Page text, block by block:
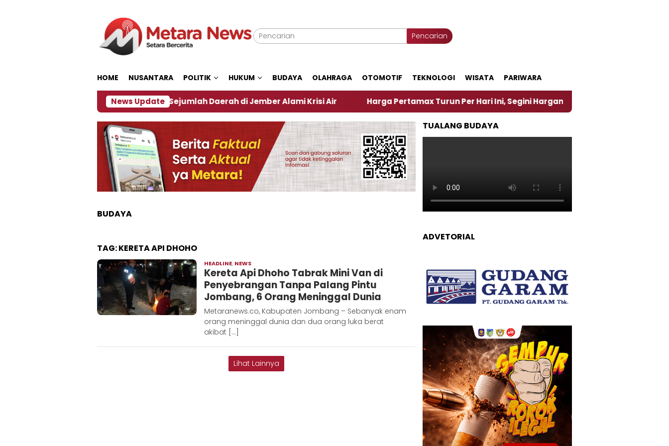
Pencarian
HOME NUSANTARA POLITIK HUKUM BUDAYA OLAHRAGA OTOMOTIF TEKNOLOGI WISATA PARIWARA
News Update
Dampak El Nino, Sejumlah Daerah di Jember Alami Krisi Air Harga Pertamax Turun Per Hari Ini, Segini Harganya ‎Nasirun Maestro Lukis
BUDAYA
TAG:KERETA API DHOHO
HEADLINE, NEWS
Metaranews
Kereta Api Dhoho Tabrak Mini Van di
Penyebrangan Tanpa Palang Pintu
Jombang, 6 Orang Meninggal Dunia
Metaranews.co, Kabupaten Jombang – Sebanyak enam
orang meninggal dunia dan dua orang luka berat
akibat […]
Lihat Lainnya
TUALANG BUDAYA
ADVETORIAL